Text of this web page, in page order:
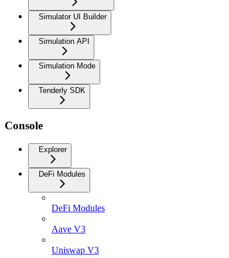
Simulator UI Builder
Simulation API
Simulation Mode
Tenderly SDK
Console
Explorer
DeFi Modules
DeFi Modules
Aave V3
Uniswap V3